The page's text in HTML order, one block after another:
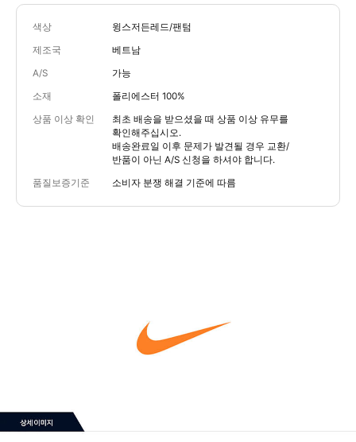
색상 윙스저든레드/팬텀
제조국 베트남
A/S 가능
소재 폴리에스터 100%
상품 이상 확인
최초 배송을 받으셨을 때 상품 이상 유무를
확인해주십시오.
배송완료일 이후 문제가 발견될 경우 교환/
반품이 아닌 A/S 신청을 하셔야 합니다.
품질보증기준 소비자 분쟁 해결 기준에 따름